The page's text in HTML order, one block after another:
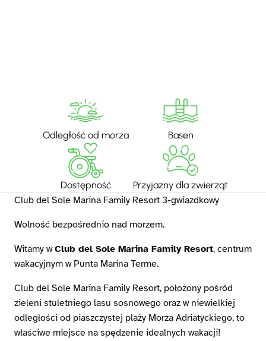
Odległość od morza Basen
Dostępność Przyjazny dla zwierząt
Club del Sole Marina Family Resort 3-gwiazdkowy
Wolność bezpośrednio nad morzem.
Witamy wClub del Sole Marina Family Resort, centrum
wakacyjnym w Punta Marina Terme.
Club del Sole Marina Family Resort, położony pośród
zieleni stuletniego lasu sosnowego oraz w niewielkiej
odległości od piaszczystej plaży Morza Adriatyckiego, to
właściwe miejsce na spędzenie idealnych wakacji!